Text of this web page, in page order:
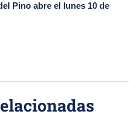
Pino abre el lunes 10 de